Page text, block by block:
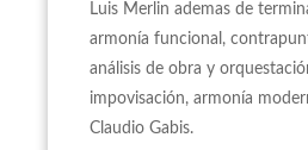
Luis Merlin ademas de
armonía funcional,
análisis de obra y
impovisación, armonía
Claudio Gabis.